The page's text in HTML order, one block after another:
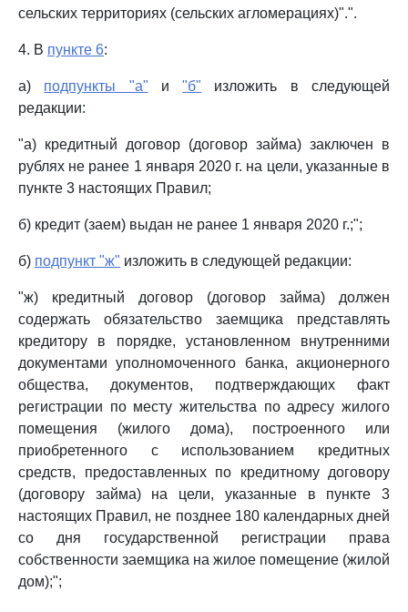
сельских территориях (сельских агломерациях)".".
4. В пункте 6:
а) подпункты "а" и"б" изложить в следующей
редакции:
"а) кредитный договор (договор займа) заключен в
рублях не ранее 1 января 2020 г. на цели, указанные в
пункте 3 настоящих Правил;
б) кредит (заем) выдан не ранее 1 января 2020 г.;";
б) подпункт "ж" изложить в следующей редакции:
"ж) кредитный договор (договор займа) должен
содержать обязательство заемщика представлять
кредитору в порядке, установленном внутренними
документами уполномоченного банка, акционерного
общества, документов, подтверждающих факт
регистрации по месту жительства по адресу жилого
помещения (жилого дома), построенного или
приобретенного с использованием кредитных
средств, предоставленных по кредитному договору
(договору займа) на цели, указанные в пункте 3
настоящих Правил, не позднее 180 календарных дней
со дня государственной регистрации права
собственности заемщика на жилое помещение (жилой
дом);";